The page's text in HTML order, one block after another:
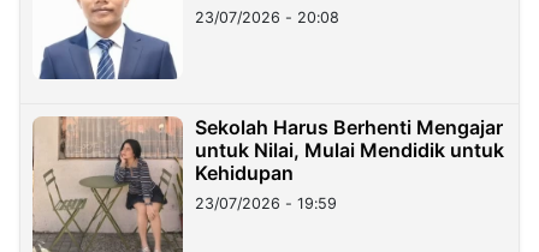
23/07/2026 - 20:08
Sekolah Harus Berhenti Mengajar
untuk Nilai, Mulai Mendidik untuk
Kehidupan
23/07/2026 - 19:59